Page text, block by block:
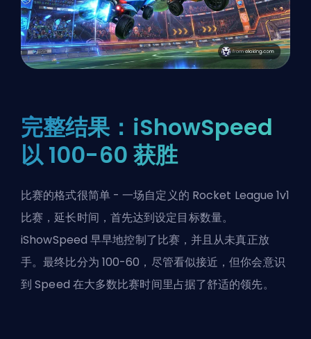
完整结果：iShowSpeed
以 100-60 获胜
比赛的格式很简单 - 一场自定义的 Rocket League 1v1
比赛，延长时间，首先达到设定目标数量。
iShowSpeed 早早地控制了比赛，并且从未真正放
手。最终比分为 100-60，尽管看似接近，但你会意识
到 Speed 在大多数比赛时间里占据了舒适的领先。